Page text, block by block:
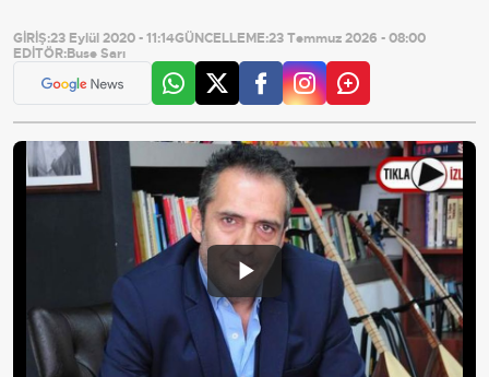
GİRİŞ:23 Eylül 2020 - 11:14GÜNCELLEME:23 Temmuz 2026 - 08:00
EDİTÖR:Buse Sarı
Play
Video